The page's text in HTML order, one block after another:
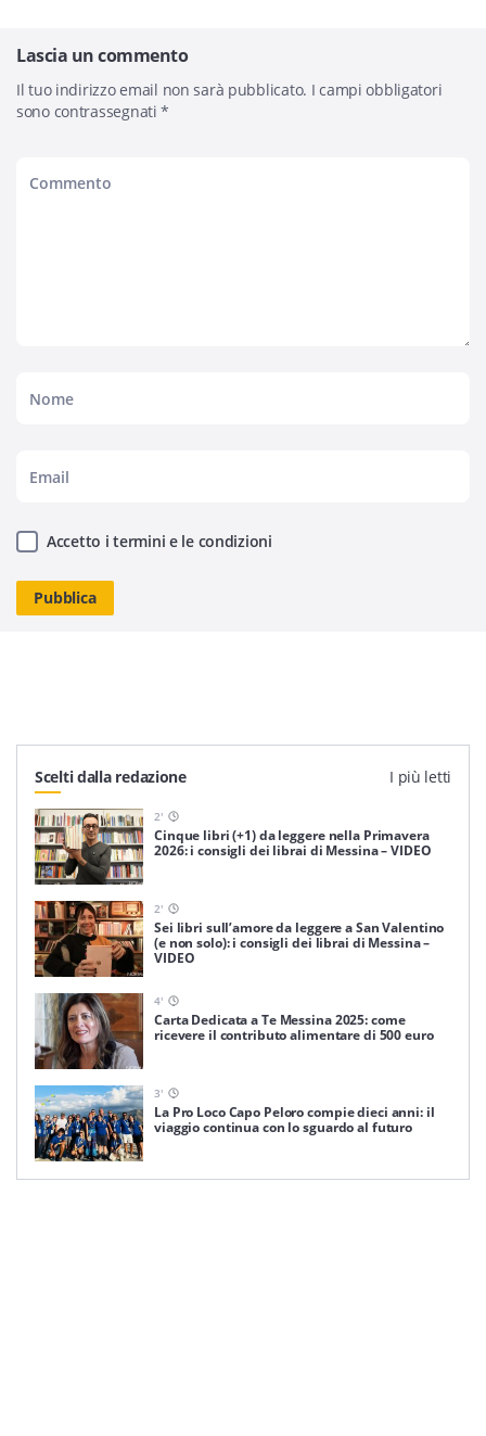
Lascia un commento
Il tuo indirizzo email non sarà pubblicato. I campi obbligatori
sono contrassegnati*
Accetto i termini e le condizioni
Scelti dalla redazione I più letti
2'
Cinque libri (+1) da leggere nella Primavera
2026: i consigli dei librai di Messina – VIDEO
2'
Sei libri sull’amore da leggere a San Valentino
(e non solo): i consigli dei librai di Messina –
VIDEO
4'
Carta Dedicata a Te Messina 2025: come
ricevere il contributo alimentare di 500 euro
3'
La Pro Loco Capo Peloro compie dieci anni: il
viaggio continua con lo sguardo al futuro